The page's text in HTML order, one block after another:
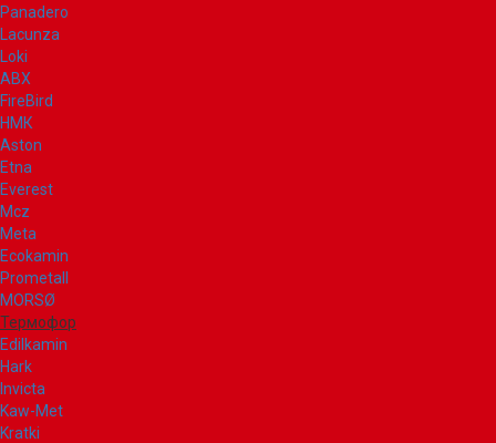
Panadero
Lacunza
Loki
ABX
FireBird
НМК
Aston
Etna
Everest
Mcz
Meta
Ecokamin
Prometall
MORSØ
Термофор
Edilkamin
Hark
Invicta
Kaw-Met
Kratki